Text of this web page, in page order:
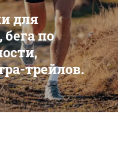
для
по
трейлов.